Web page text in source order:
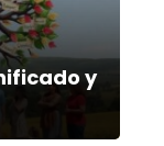
y